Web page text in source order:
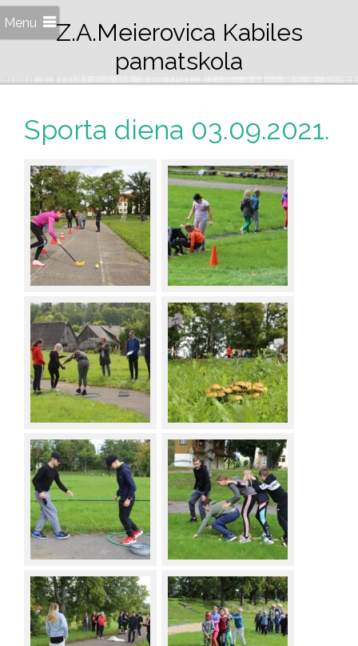
Menu
Z.A.Meierovica Kabiles
pamatskola
Sporta diena 03.09.2021.